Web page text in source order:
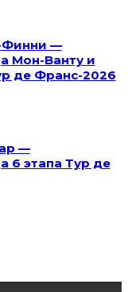
Финни —
Мон-Ванту и
де Франс-2026
—
6 этапа Тур де